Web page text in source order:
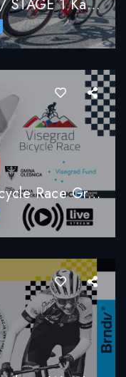
LIVE Tour De Kurpie 2024 / STAGE 1 Kadzidło / UCI Bike Race
[NA ŻYWO] Visegrad 4 Bicycle Race Grand Prix Poland UCI Live